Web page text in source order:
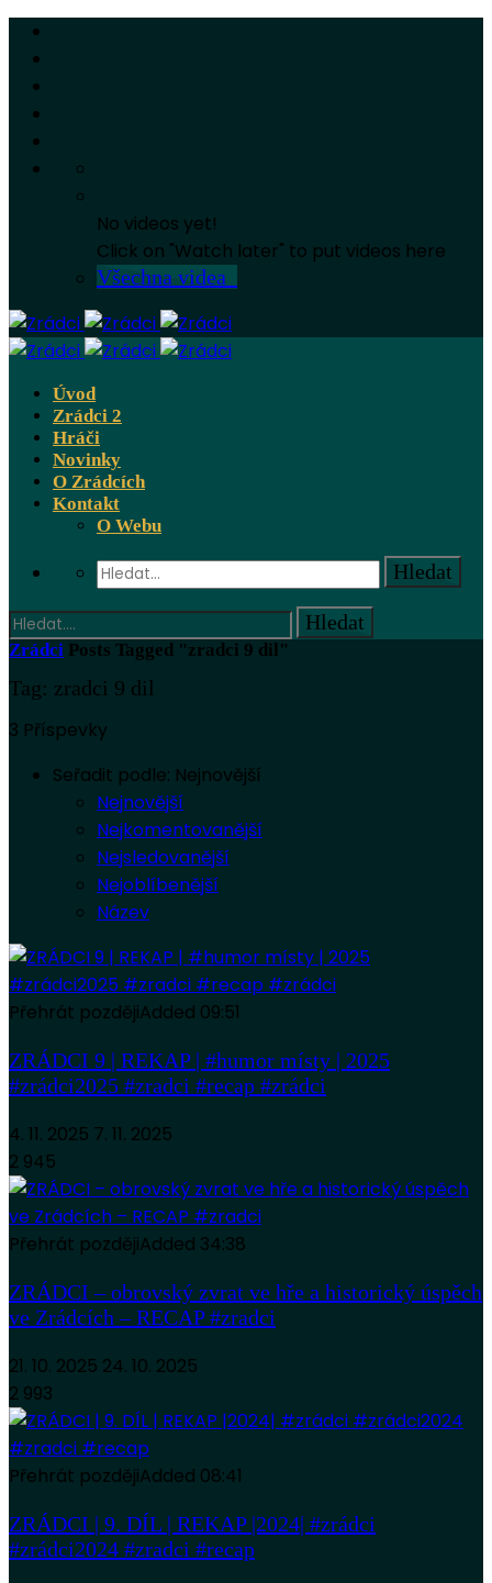
No videos yet!
Click on "Watch later" to put videos here
Všechna videa
Úvod
Zrádci 2
Hráči
Novinky
O Zrádcích
Kontakt
O Webu
Zrádci Posts Tagged "zradci 9 dil"
Tag: zradci 9 dil
3 Příspevky
Seřadit podle: Nejnovější
Nejnovější
Nejkomentovanější
Nejsledovanější
Nejoblíbenější
Název
Přehrát pozdějiAdded 09:51
ZRÁDCI 9 | REKAP | #humor místy | 2025
#zrádci2025 #zradci #recap #zrádci
4. 11. 2025 7. 11. 2025
2 945
Přehrát pozdějiAdded 34:38
ZRÁDCI – obrovský zvrat ve hře a historický úspěch
ve Zrádcích – RECAP #zradci
21. 10. 2025 24. 10. 2025
2 993
Přehrát pozdějiAdded 08:41
ZRÁDCI | 9. DÍL | REKAP |2024| #zrádci
#zrádci2024 #zradci #recap